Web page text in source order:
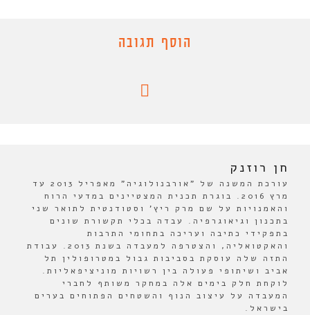
הוסף תגובה
חן רוזנק
עורכת המשנה של "אורבנולוגיה" מאפריל 2013 עד
מרץ 2016. בוגרת תכנית המצטיינים במדעי הרוח
והאמנויות על שם מרק ריץ' וסטודנטית לתואר שני
בתכנון וגיאוגרפיה. עבדה בכלי תקשורת שונים
בתפקידי כתיבה ועריכה בתחומי התרבות
והאקטואליה, והצטרפה למעבדה בשנת 2013. עבודת
התזה שלה עוסקת בסביבות גבול במטרופולין תל
אביב ושיתופי פעולה בין רשויות מוניציפאליות.
לוקחת חלק בימים אלה במחקר משותף לחברי
המעבדה על עיצוב הנוף והשטחים הפתוחים בערים
בישראל.